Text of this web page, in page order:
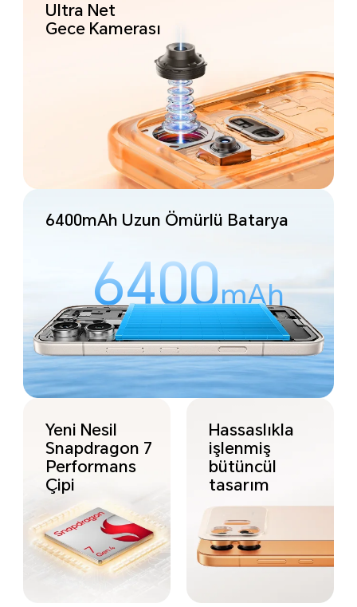
Ultra Net
Gece Kamerası
6400mAh Uzun Ömürlü Batarya
6400mAh
Yeni Nesil
Snapdragon 7
Performans
Çipi
Hassaslıkla
işlenmiş
bütüncül
tasarım